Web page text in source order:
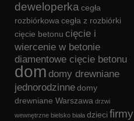
deweloperka cegła
rozbiórkowa cegła z rozbiórki
cięcie betonu cięcie i
wiercenie w betonie
diamentowe cięcie betonu
dom domy drewniane
jednorodzinnedomy
drewniane Warszawa drzwi
wewnętrzne bielsko biała dzieci firmy